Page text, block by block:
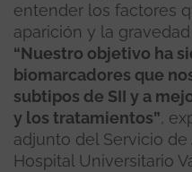
entender los factores
aparición y la
“Nuestro objetivo ha
biomarcadores que
subtipos de SII y a
y los tratamientos”,
adjunto del Servicio de
Hospital Universitario